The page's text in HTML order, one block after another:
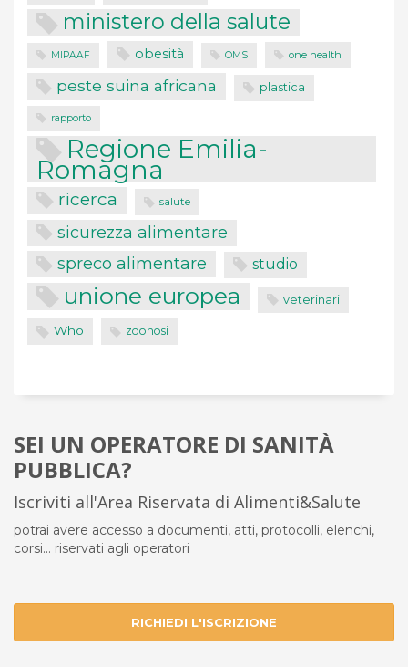
ministero della salute
MIPAAF obesità OMS one health
peste suina africana plastica
rapporto
Regione Emilia-
Romagna
ricerca salute
sicurezza alimentare
spreco alimentare studio
unione europea veterinari
Who zoonosi
SEI UN OPERATORE DI SANITÀ
PUBBLICA?
Iscriviti all'Area Riservata di Alimenti&Salute
potrai avere accesso a documenti, atti, protocolli, elenchi,
corsi... riservati agli operatori
RICHIEDI L'ISCRIZIONE